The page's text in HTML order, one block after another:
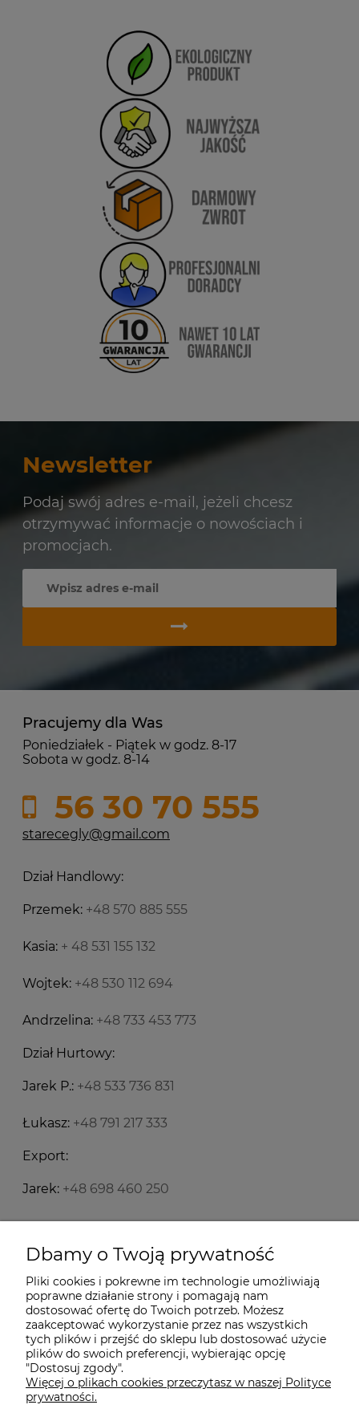
Newsletter
Podaj swój adres e-mail, jeżeli chcesz
otrzymywać informacje o nowościach i
promocjach.
Pracujemy dla Was
Poniedziałek - Piątek w godz. 8-17
Sobota w godz. 8-14
56 30 70 555
starecegly@gmail.com
Dział Handlowy:
Przemek: +48 570 885 555
Kasia: + 48 531 155 132
Wojtek: +48 530 112 694
Andrzelina: +48 733 453 773
Dział Hurtowy:
Jarek P.: +48 533 736 831
Łukasz: +48 791 217 333
Export:
Jarek: +48 698 460 250
Starecegly.com
Płatności i dostawa
Moje konto
Informacje
Dbamy o Twoją prywatność
Pliki cookies i pokrewne im technologie umożliwiają
poprawne działanie strony i pomagają nam
dostosować ofertę do Twoich potrzeb. Możesz
zaakceptować wykorzystanie przez nas wszystkich
tych plików i przejść do sklepu lub dostosować użycie
plików do swoich preferencji, wybierając opcję
"Dostosuj zgody".
Więcej o plikach cookies przeczytasz w naszej Polityce
prywatności.